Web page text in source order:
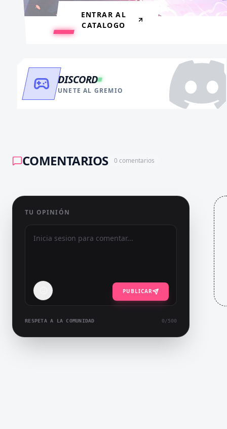
ENTRAR AL
CATALOGO
DISCORD
UNETE AL GREMIO
COMENTARIOS 0 comentarios
TU OPINIÓN
PUBLICAR
RESPETA A LA COMUNIDAD 0 /500